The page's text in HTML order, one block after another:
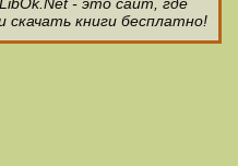
- это сайт, где
книги бесплатно!